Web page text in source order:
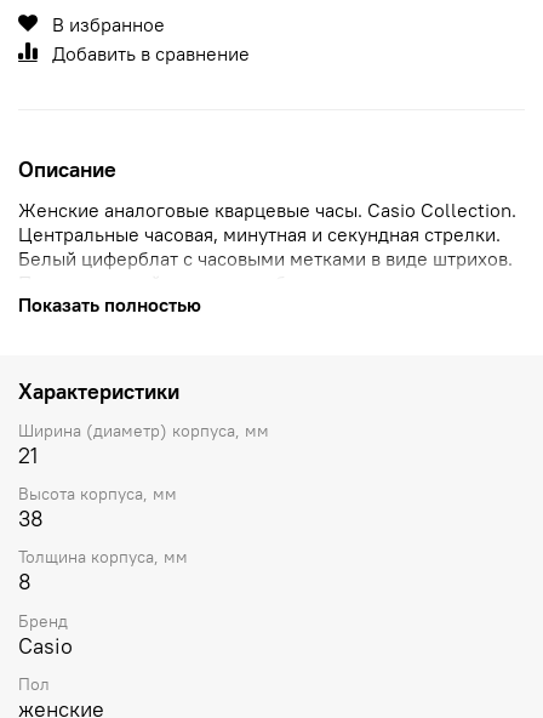
В избранное
Добавить в сравнение
Описание
Женские аналоговые кварцевые часы. Casio Collection.
Центральные часовая, минутная и секундная стрелки.
Белый циферблат с часовыми метками в виде штрихов.
Прямоугольный корпус серебристого цвета размером
20,7 мм на 37,7 мм, толщиной 7,7 мм. Рифлёная
стекло устойчивое к мелким механическим
повреждениям. Батарейка рассчитана на 3 года.
Стальная задняя крышка. Водостойкость WR 30 (защита
от брызг). Вес примерно 45 г.
Показать полностью
Характеристики
Ширина (диаметр) корпуса, мм
21
Высота корпуса, мм
38
Толщина корпуса, мм
8
Бренд
Casio
Пол
женские